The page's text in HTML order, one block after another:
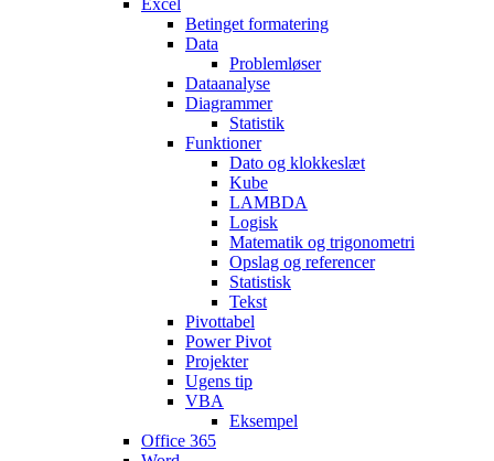
Excel
Betinget formatering
Data
Problemløser
Dataanalyse
Diagrammer
Statistik
Funktioner
Dato og klokkeslæt
Kube
LAMBDA
Logisk
Matematik og trigonometri
Opslag og referencer
Statistisk
Tekst
Pivottabel
Power Pivot
Projekter
Ugens tip
VBA
Eksempel
Office 365